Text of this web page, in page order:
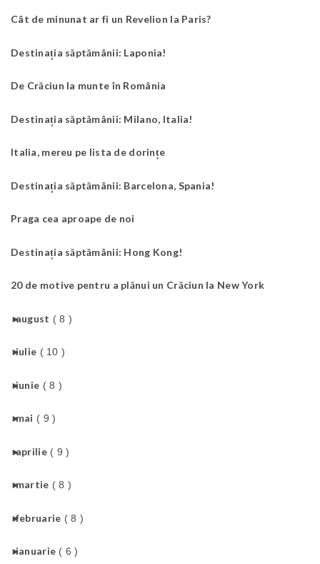
Cât de minunat ar fi un Revelion la Paris?
Destinația săptămânii: Laponia!
De Crăciun la munte în România
Destinația săptămânii: Milano, Italia!
Italia, mereu pe lista de dorințe
Destinația săptămânii: Barcelona, Spania!
Praga cea aproape de noi
Destinația săptămânii: Hong Kong!
20 de motive pentru a plănui un Crăciun la New York
►
august ( 8 )
►
iulie ( 10 )
►
iunie ( 8 )
►
mai ( 9 )
►
aprilie ( 9 )
►
martie ( 8 )
►
februarie ( 8 )
►
ianuarie ( 6 )